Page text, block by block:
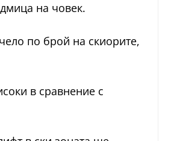
на човек.
по брой на скиорите,
в сравнение с